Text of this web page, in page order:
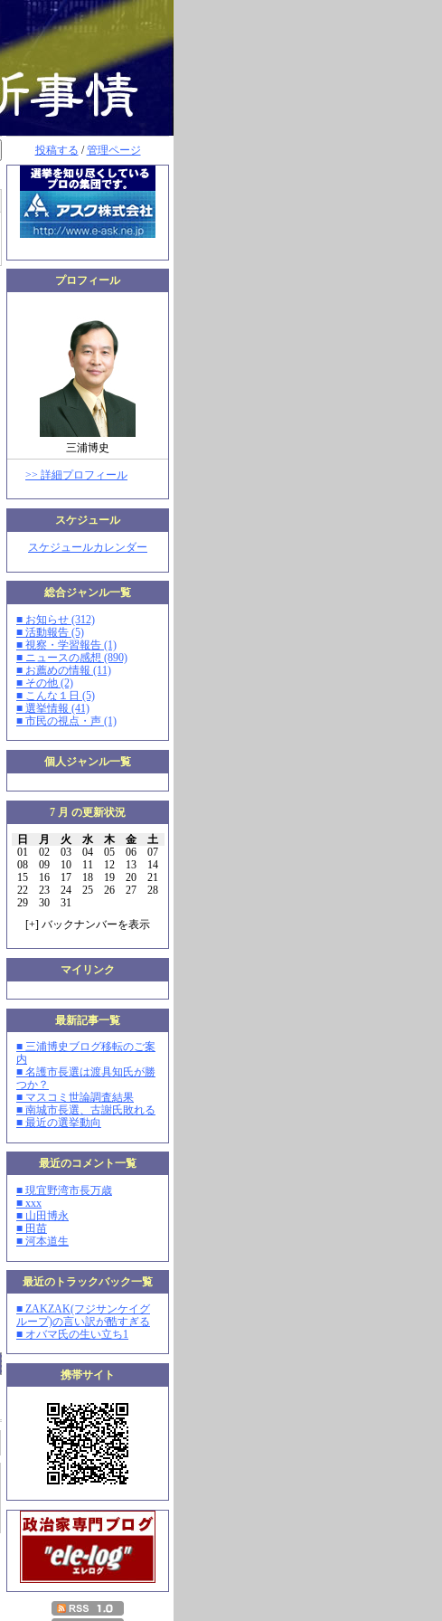
投稿する /管理ページ
プロフィール
三浦博史
>> 詳細プロフィール
スケジュール
スケジュールカレンダー
総合ジャンル一覧
■ お知らせ (312)
■ 活動報告 (5)
■ 視察・学習報告 (1)
■ ニュースの感想 (890)
■ お薦めの情報 (11)
■ その他 (2)
■ こんな１日 (5)
■ 選挙情報 (41)
■ 市民の視点・声 (1)
個人ジャンル一覧
7 月 の更新状況
日 月 火 水 木 金
土
01
02 03 04 05 06
07
08
09 10 11 12 13
14
15
16 17 18 19 20
21
22
23 24 25 26 27
28
29
30
31
[+] バックナンバーを表示
マイリンク
最新記事一覧
■ 三浦博史ブログ移転のご案
内
■ 名護市長選は渡具知氏が勝
つか？
■ マスコミ世論調査結果
■ 南城市長選、古謝氏敗れる
■ 最近の選挙動向
最近のコメント一覧
■ 現宜野湾市長万歳
■ xxx
■ 山田博永
■ 田苗
■ 河本道生
最近のトラックバック一覧
■ ZAKZAK(フジサンケイグ
ループ)の言い訳が酷すぎる
■ オバマ氏の生い立ち1
携帯サイト